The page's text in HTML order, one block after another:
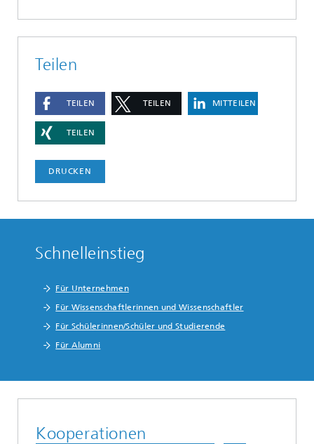
Teilen
TEILEN TEILEN MITTEILEN
TEILEN
DRUCKEN
Schnelleinstieg
Für Unternehmen
Für Wissenschaftlerinnen und Wissenschaftler
Für Schülerinnen/Schüler und Studierende
Für Alumni
Kooperationen